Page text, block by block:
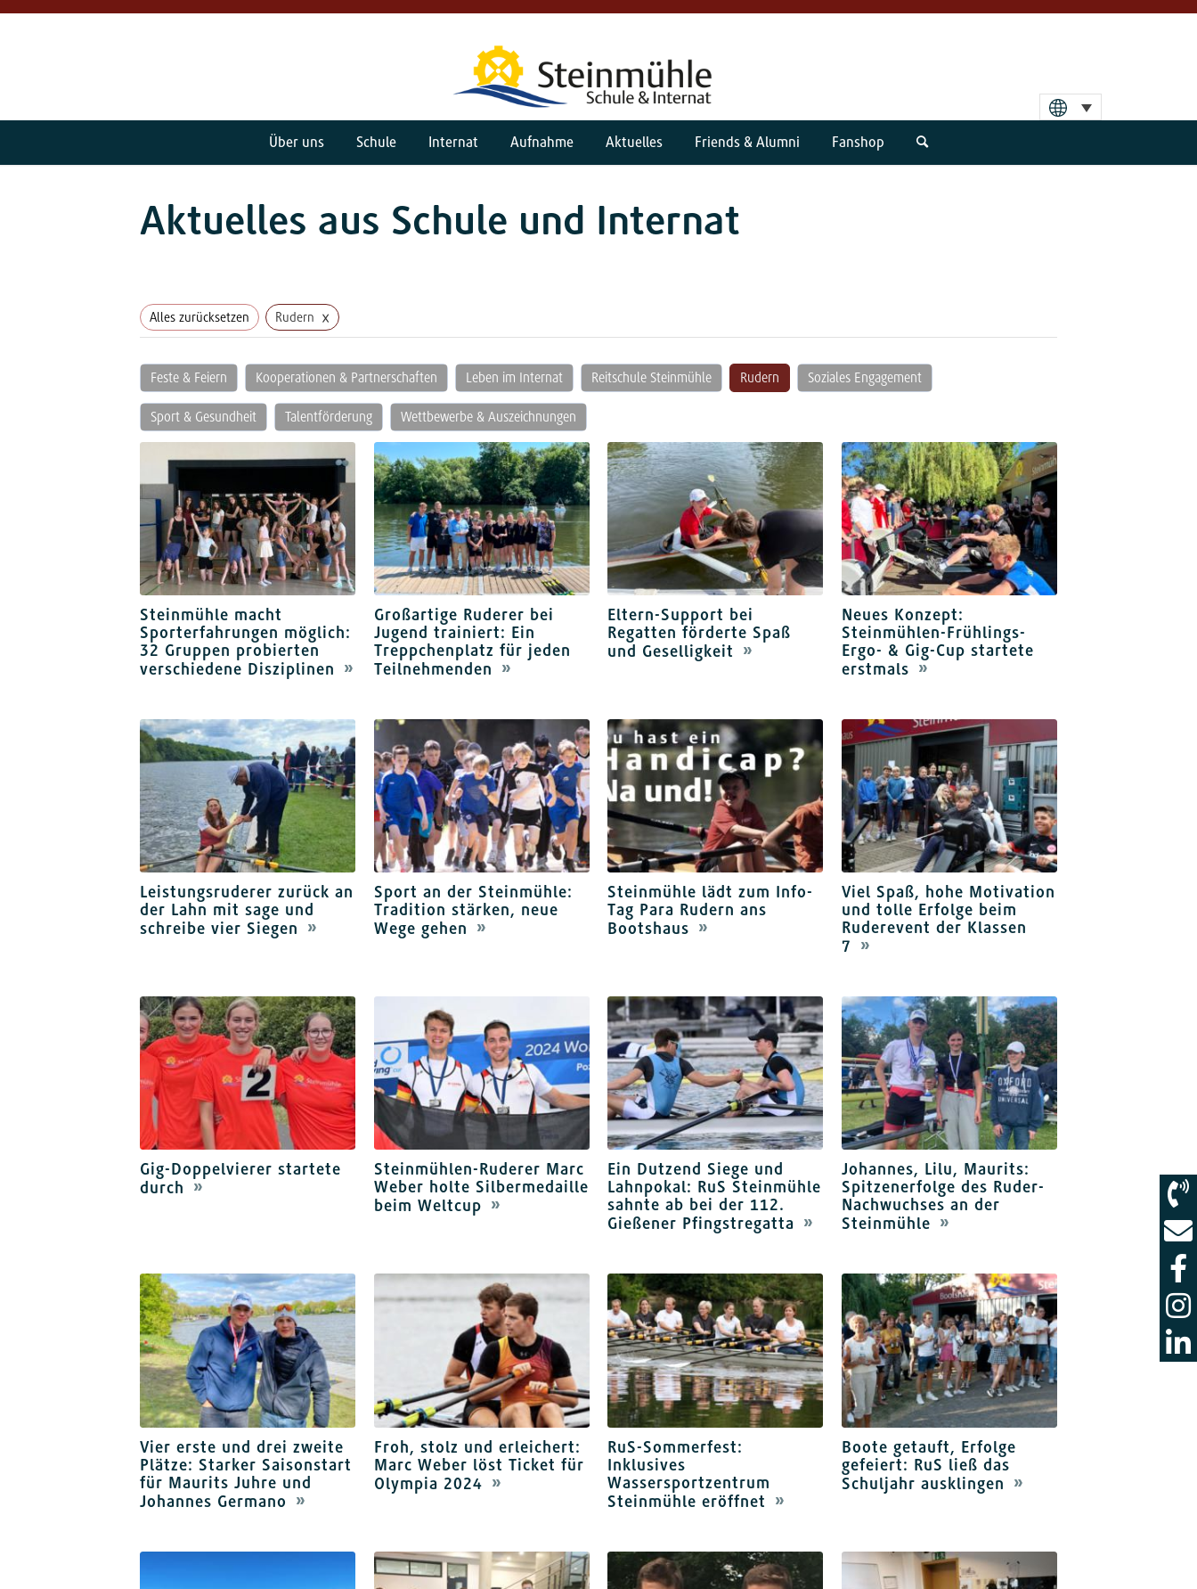
Über uns Schule Internat Aufnahme Aktuelles Friends & Alumni Fanshop
Aktuelles aus Schule und Internat
Alles zurücksetzen Rudern ×
Feste & Feiern Kooperationen & Partnerschaften Leben im Internat Reitschule Steinmühle Rudern Soziales Engagement
Sport & Gesundheit Talentförderung Wettbewerbe & Auszeichnungen
Steinmühle macht
Sporterfahrungen möglich:
32 Gruppen probierten
verschiedene Disziplinen
Großartige Ruderer bei
Jugend trainiert: Ein
Treppchenplatz für jeden
Teilnehmenden
Eltern-Support bei
Regatten förderte Spaß
und Geselligkeit
Neues Konzept:
Steinmühlen-Frühlings-
Ergo- & Gig-Cup startete
erstmals
Leistungsruderer zurück an
der Lahn mit sage und
schreibe vier Siegen
Sport an der Steinmühle:
Tradition stärken, neue
Wege gehen
Steinmühle lädt zum Info-
Tag Para Rudern ans
Bootshaus
Viel Spaß, hohe Motivation
und tolle Erfolge beim
Ruderevent der Klassen
7
Gig-Doppelvierer startete
durch
Steinmühlen-Ruderer Marc
Weber holte Silbermedaille
beim Weltcup
Ein Dutzend Siege und
Lahnpokal: RuS Steinmühle
sahnte ab bei der 112.
Gießener Pfingstregatta
Johannes, Lilu, Maurits:
Spitzenerfolge des Ruder-
Nachwuchses an der
Steinmühle
Vier erste und drei zweite
Plätze: Starker Saisonstart
für Maurits Juhre und
Johannes Germano
Froh, stolz und erleichert:
Marc Weber löst Ticket für
Olympia 2024
RuS-Sommerfest:
Inklusives
Wassersportzentrum
Steinmühle eröffnet
Boote getauft, Erfolge
gefeiert: RuS ließ das
Schuljahr ausklingen